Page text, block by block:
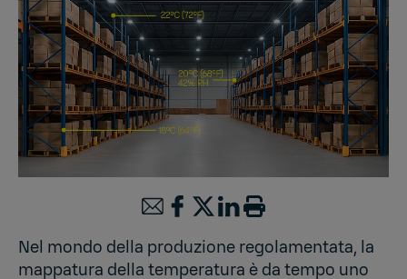
Nel mondo della produzione regolamentata, la
mappatura della temperatura è da tempo uno